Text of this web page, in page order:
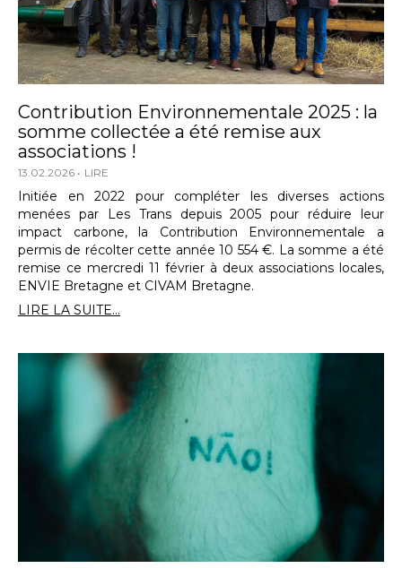
Contribution Environnementale 2025 : la
somme collectée a été remise aux
associations !
13.02.2026 LIRE
Initiée en 2022 pour compléter les diverses actions
menées par Les Trans depuis 2005 pour réduire leur
impact carbone, la Contribution Environnementale a
permis de récolter cette année 10 554 €. La somme a été
remise ce mercredi 11 février à deux associations locales,
ENVIE Bretagne et CIVAM Bretagne.
LIRE LA SUITE...